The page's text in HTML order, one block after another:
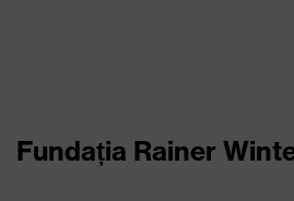
Fundația Rainer